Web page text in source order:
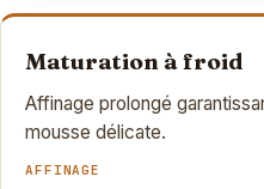
Maturation à froid
Affinage prolongé
mousse délicate.
AFFINAGE